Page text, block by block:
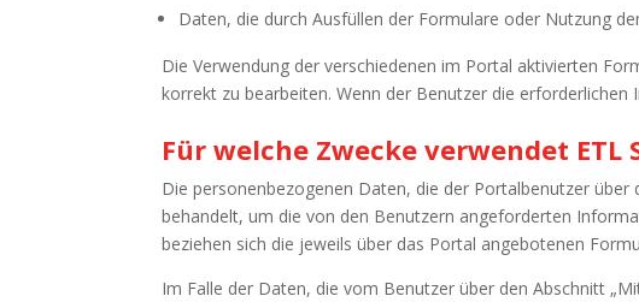
Daten, die durch Ausfüllen der Formulare oder Nutzung
Die Verwendung der verschiedenen im Portal aktivierten
korrekt zu bearbeiten. Wenn der Benutzer die
Für welche Zwecke verwendet
Die personenbezogenen Daten, die der Portalbenutzer
behandelt, um die von den Benutzern angeforderten
beziehen sich die jeweils über das Portal angebotenen
Im Falle der Daten, die vom Benutzer über den Abschnitt